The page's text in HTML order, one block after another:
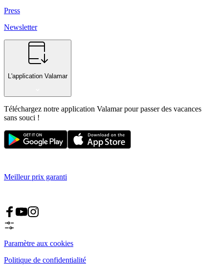
Press
Newsletter
L'application Valamar
Téléchargez notre application Valamar pour passer des vacances
sans souci !
Meilleur prix garanti
Paramètre aux cookies
Politique de confidentialité